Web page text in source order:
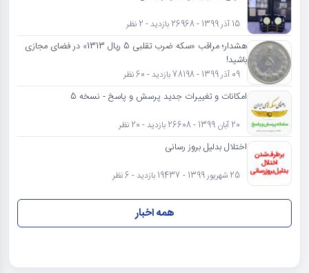
15 آذر 1399 - 26968 بازدید - 2 نظر
هشدار؛ مراقب «سکه ضرب تقلبی 5 ریال 1313» در فضای مجازی
باشید!
09 آذر 1399 - 78198 بازدید - 60 نظر
امکانات و تغییرات جدید پرسش و پاسخ - نسخه 5
20 آبان 1399 - 26608 بازدید - 20 نظر
اختلال بدلیل بروز رسانی
25 شهریور 1399 - 19437 بازدید - 6 نظر
همه اخبار